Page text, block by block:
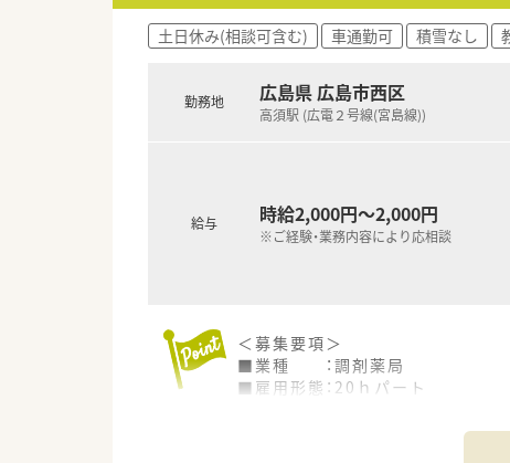
少しでも気になった方はお問い合
土日休み(相談可含む) 車通勤可 積雪なし
勤務地 広島県 広島市西区
高須駅 (広電２号線(宮島線))
給与 時給2,000円～2,000円
※ご経験・業務内容により応相談
＜募集要項＞
■業種 ：調剤薬局
■雇用形態：20ｈパート
■資格 ：薬剤師免許をお持ちの